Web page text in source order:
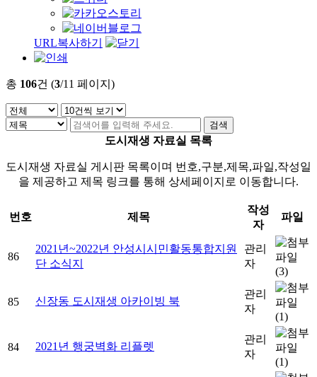
URL복사하기
총 106건 (3/11 페이지)
도시재생 자료실 목록
도시재생 자료실 게시판 목록이며 번호,구분,제목,파일,작성일
을 제공하고 제목 링크를 통해 상세페이지로 이동합니다.
번호 제목
작성
자
파일
86
2021년~2022년 안성시시민활동통합지원
단 소식지
관리
자
(3)
85 신장동 도시재생 아카이빙 북
관리
자
(1)
84 2021년 행궁벽화 리플렛
관리
자
(1)